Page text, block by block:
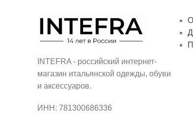
INTEFRA - российский интернет-
магазин итальянской одежды, обуви
и аксессуаров.
ИНН: 781300686336